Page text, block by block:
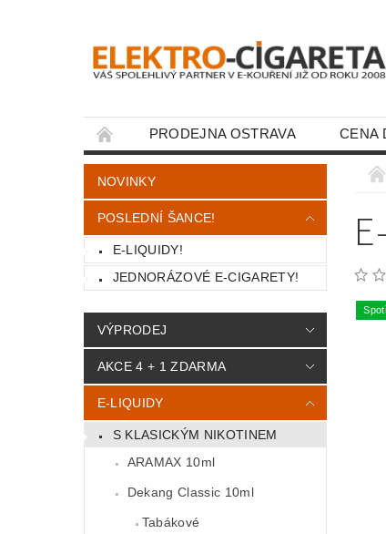
PRODEJNA OSTRAVA CENA
KONTAKTY
NOVINKY
POSLEDNÍ ŠANCE!
E-LIQUIDY!
JEDNORÁZOVÉ E-CIGARETY!
VÝPRODEJ
AKCE 4 + 1 ZDARMA
E-LIQUIDY
S KLASICKÝM NIKOTINEM
ARAMAX 10ml
Dekang Classic 10ml
Tabákové